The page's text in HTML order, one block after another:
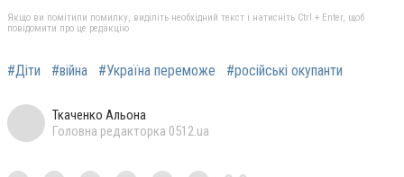
Якщо ви помітили помилку, виділіть необхідний текст і натисніть Ctrl + Enter, щоб
повідомити про це редакцію
#Діти #війна #Україна переможе #російські окупанти
Ткаченко Альона
Головна редакторка 0512.ua